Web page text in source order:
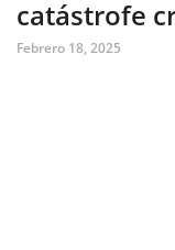
catástrofe
Febrero 18, 2025